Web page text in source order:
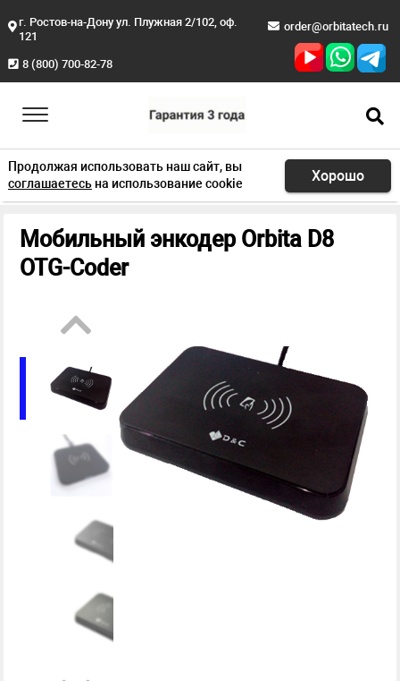
г. Ростов-на-Дону ул. Плужная 2/102, оф.
121
8 (800) 700-82-78
order@orbitatech.ru
Продолжая использовать наш сайт, вы
соглашаетесьна использование cookie Хорошо
Главная Продукция Электронные замки Энкодер D8
Мобильный энкодер Orbita D8
OTG-Coder